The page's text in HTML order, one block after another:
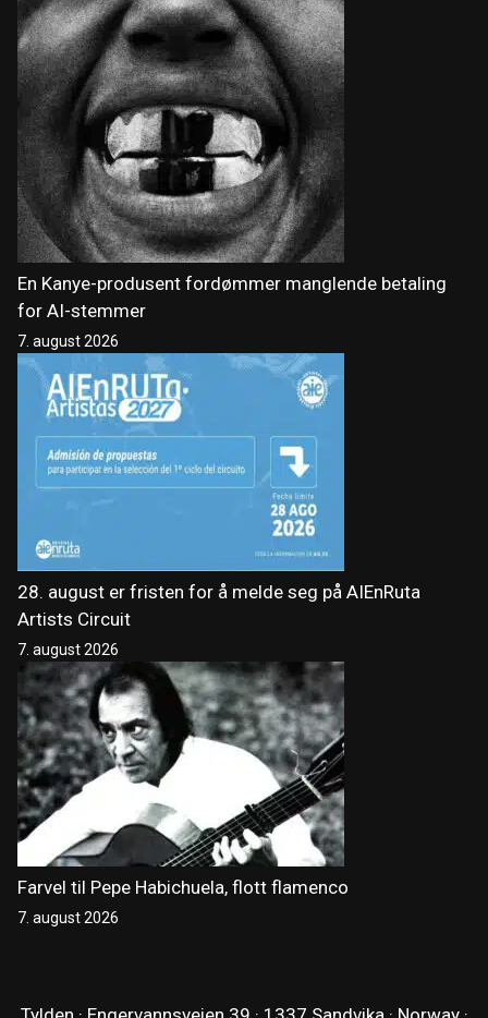
En Kanye-produsent fordømmer manglende betaling
for AI-stemmer
7. august 2026
28. august er fristen for å melde seg på AIEnRuta
Artists Circuit
7. august 2026
Farvel til Pepe Habichuela, flott flamenco
7. august 2026